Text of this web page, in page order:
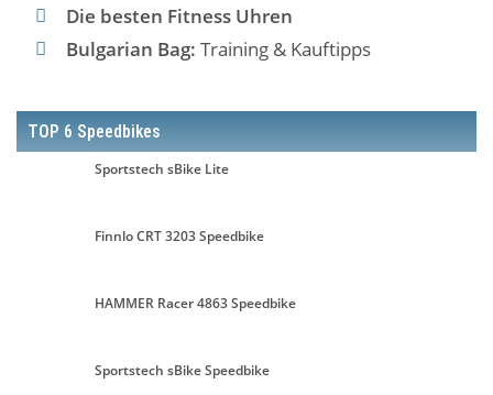
Die besten Fitness Uhren
Bulgarian Bag: Training & Kauftipps
TOP 6 Speedbikes
Sportstech sBike Lite
Finnlo CRT 3203 Speedbike
HAMMER Racer 4863 Speedbike
Sportstech sBike Speedbike